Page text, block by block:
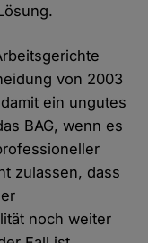
von 2003
ein ungutes
BAG, wenn es
zulassen, dass
noch weiter